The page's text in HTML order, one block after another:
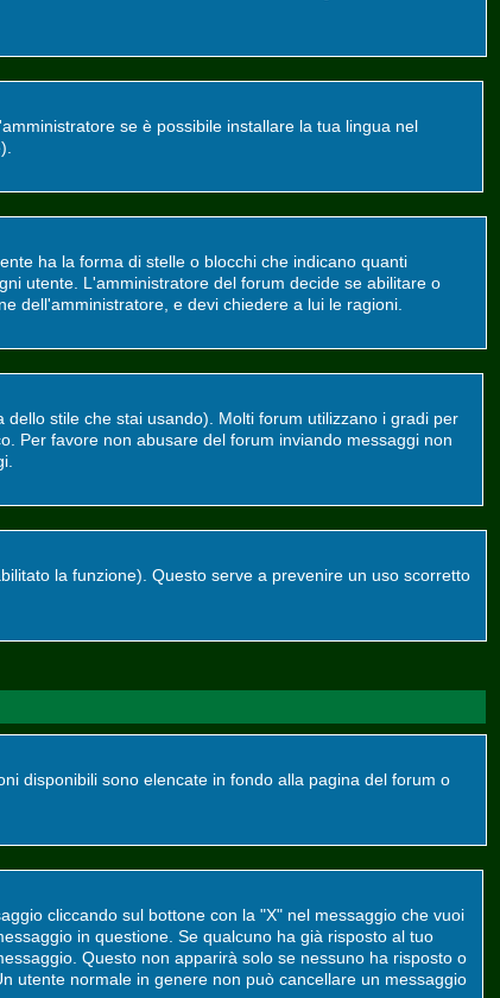
se è possibile installare la tua lingua nel
ha la forma di stelle o blocchi che indicano quanti
utente. L'amministratore del forum decide se abilitare o
dell'amministratore, e devi chiedere a lui le ragioni.
stile che stai usando). Molti forum utilizzano i gradi per
Per favore non abusare del forum inviando messaggi non
la funzione). Questo serve a prevenire un uso scorretto
disponibili sono elencate in fondo alla pagina del forum o
cliccando sul bottone con la "X" nel messaggio che vuoi
in questione. Se qualcuno ha già risposto al tuo
Questo non apparirà solo se nessuno ha risposto o
utente normale in genere non può cancellare un messaggio